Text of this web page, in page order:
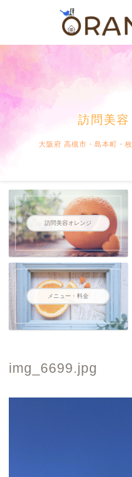
訪問美
大阪府 高槻市・島本町・
訪問美容オレンジ
メニュー・料金
img_6699.jpg